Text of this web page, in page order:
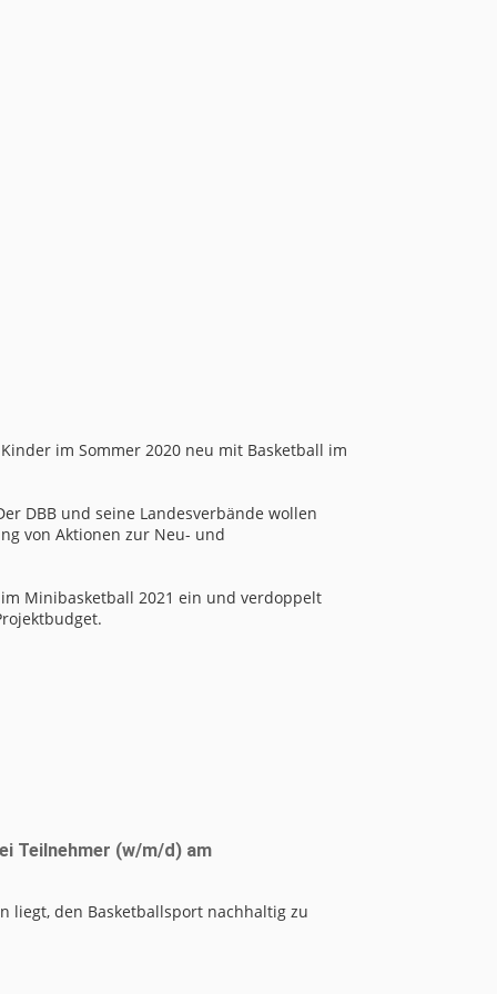
im Sommer 2020 neu mit Basketball im
DBB und seine Landesverbände wollen
von Aktionen zur Neu- und
Minibasketball 2021 ein und verdoppelt
Teilnehmer (w/m/d) am
liegt, den Basketballsport nachhaltig zu